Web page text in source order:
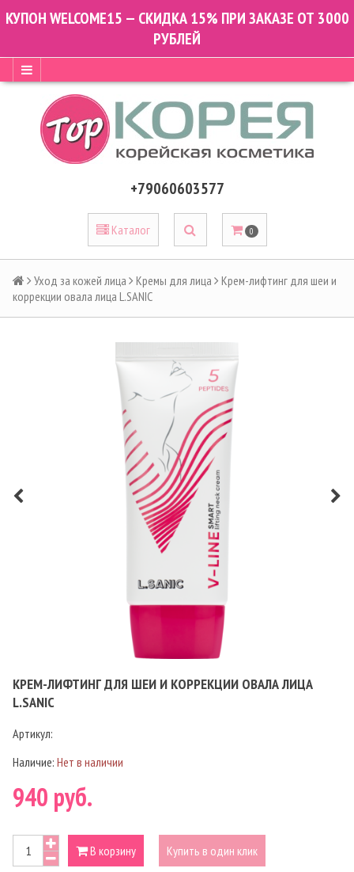
КУПОН WELCOME15 — СКИДКА 15% ПРИ ЗАКАЗЕ ОТ 3000
РУБЛЕЙ
+79060603577
Каталог 0
Уход за кожей лица Кремы для лица
Крем-лифтинг для шеи и
коррекции овала лица L.SANIC
КРЕМ-ЛИФТИНГ ДЛЯ ШЕИ И КОРРЕКЦИИ ОВАЛА ЛИЦА
L.SANIC
Артикул:
Наличие: Нет в наличии
940 руб.
В корзину Купить в один клик